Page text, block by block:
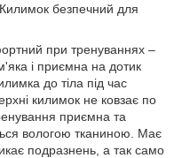
Килимок безпечний для
при тренуваннях –
і приємна на дотик
до тіла під час
килимок не ковзає по
приємна та
вологою тканиною. Має
подразнень, а так само